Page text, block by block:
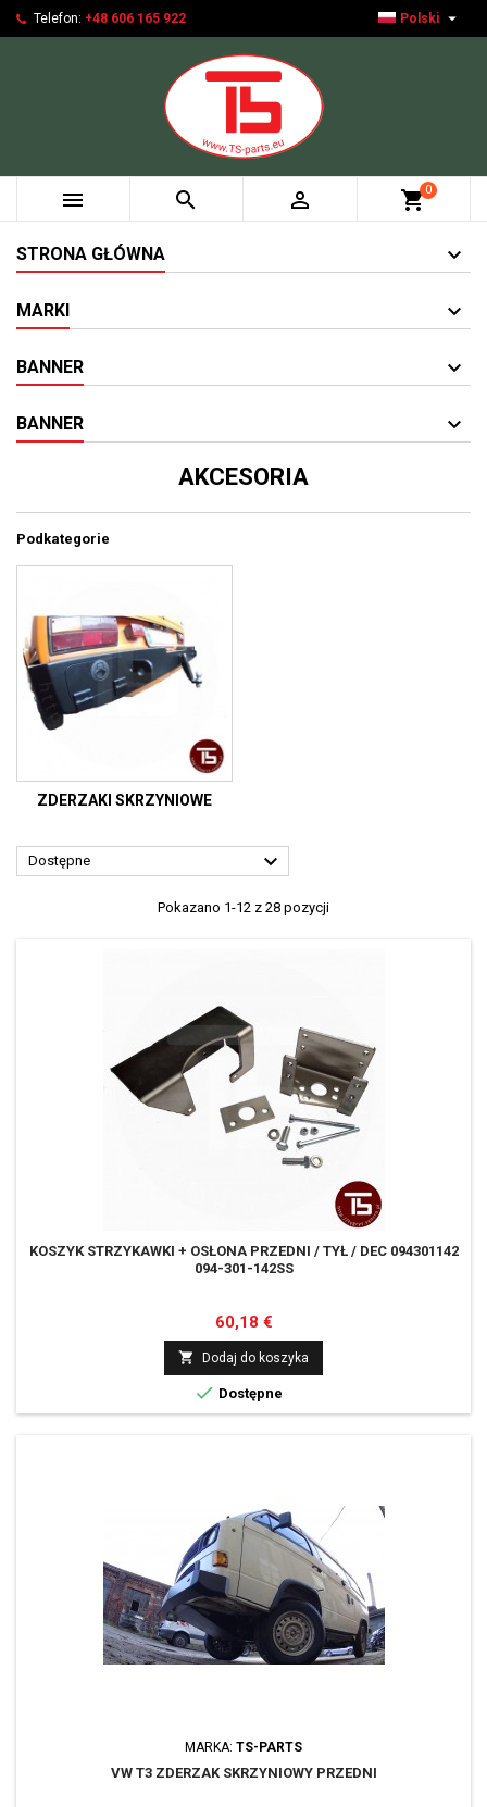
Telefon: +48 606 165 922 Polski 
   shopping_cart0
STRONA GŁÓWNA
MARKI
BANNER
BANNER
AKCESORIA
Podkategorie
ZDERZAKI SKRZYNIOWE
Dostępne 
Pokazano 1-12 z 28 pozycji
KOSZYK STRZYKAWKI + OSŁONA PRZEDNI / TYŁ / DEC 094301142
094-301-142SS
Cena
60,18 €
 Dodaj do koszyka
 Dostępne
MARKA: TS-PARTS
VW T3 ZDERZAK SKRZYNIOWY PRZEDNI